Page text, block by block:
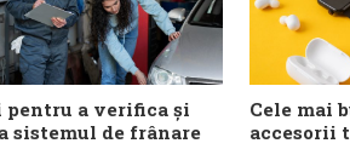
pentru a verifica și
sistemul de frânare
Cele mai
accesorii